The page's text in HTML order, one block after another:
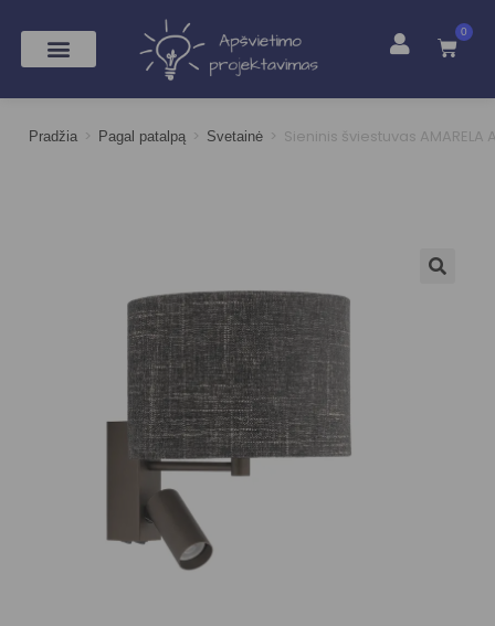
0
Pradžia > Pagal patalpą > Svetainė > Sieninis šviestuvas AMARELA